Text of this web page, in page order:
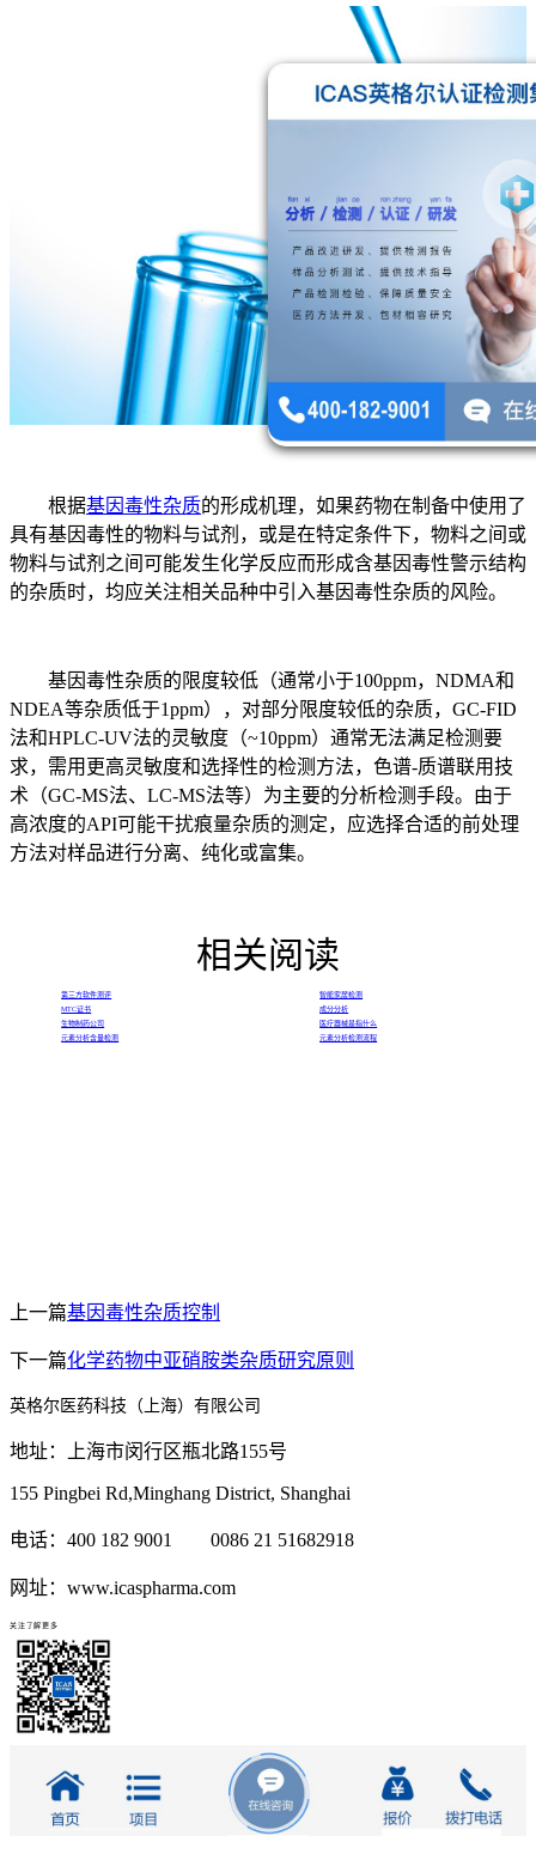
根据基因毒性杂质的形成机理，如果药物在制备中使用了
具有基因毒性的物料与试剂，或是在特定条件下，物料之间或
物料与试剂之间可能发生化学反应而形成含基因毒性警示结构
的杂质时，均应关注相关品种中引入基因毒性杂质的风险。
基因毒性杂质的限度较低（通常小于100ppm，NDMA和
NDEA等杂质低于1ppm），对部分限度较低的杂质，GC-FID
法和HPLC-UV法的灵敏度（~10ppm）通常无法满足检测要
求，需用更高灵敏度和选择性的检测方法，色谱-质谱联用技
术（GC-MS法、LC-MS法等）为主要的分析检测手段。由于
高浓度的API可能干扰痕量杂质的测定，应选择合适的前处理
方法对样品进行分离、纯化或富集。
相关阅读
第三方软件测评
智能家居检测
MTC证书
成分分析
生物制药公司
医疗器械是指什么
元素分析含量检测
元素分析检测流程
上一篇基因毒性杂质控制
下一篇化学药物中亚硝胺类杂质研究原则
英格尔医药科技（上海）有限公司
地址：上海市闵行区瓶北路155号
155 Pingbei Rd,Minghang District, Shanghai
电话：400 182 9001 0086 21 51682918
网址：www.icaspharma.com
关注了解更多